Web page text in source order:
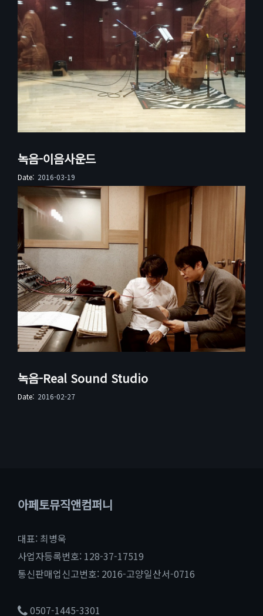
녹음-이음사운드
Date: 2016-03-19
녹음-Real Sound Studio
Date: 2016-02-27
아페토뮤직앤컴퍼니
대표: 최병욱
사업자등록번호: 128-37-17519
통신판매업신고번호: 2016-고양일산서-0716
0507-1445-3301